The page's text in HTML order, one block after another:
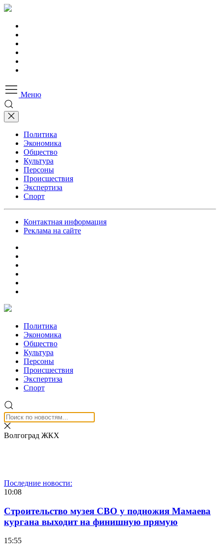
Меню
Политика
Экономика
Общество
Культура
Персоны
Происшествия
Экспертиза
Спорт
Контактная информация
Реклама на сайте
Политика
Экономика
Общество
Культура
Персоны
Происшествия
Экспертиза
Спорт
Волгоград ЖКХ
Последние новости:
10:08
Строительство музея СВО у подножия Мамаева
кургана выходит на финишную прямую
15:55